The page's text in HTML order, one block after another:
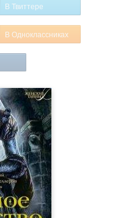
В Твиттере
В Одноклассниках